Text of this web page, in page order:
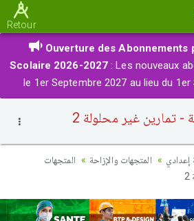
Retour
Ouverture des Abonnements
Scolaire 2026-2027 : Les nouveaux
le 1er Septembre 2027 au lieu du 1er
- تمارين غير محلولة 2
إعدادي المتجهات والإزاحة
المتجهات